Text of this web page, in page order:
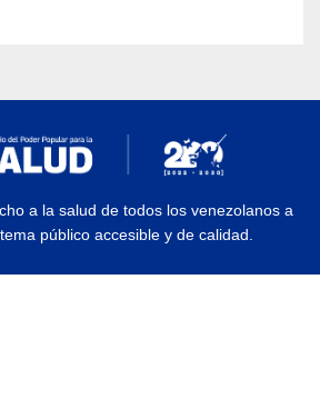
a la salud de todos los venezolanos a
público accesible y de calidad.